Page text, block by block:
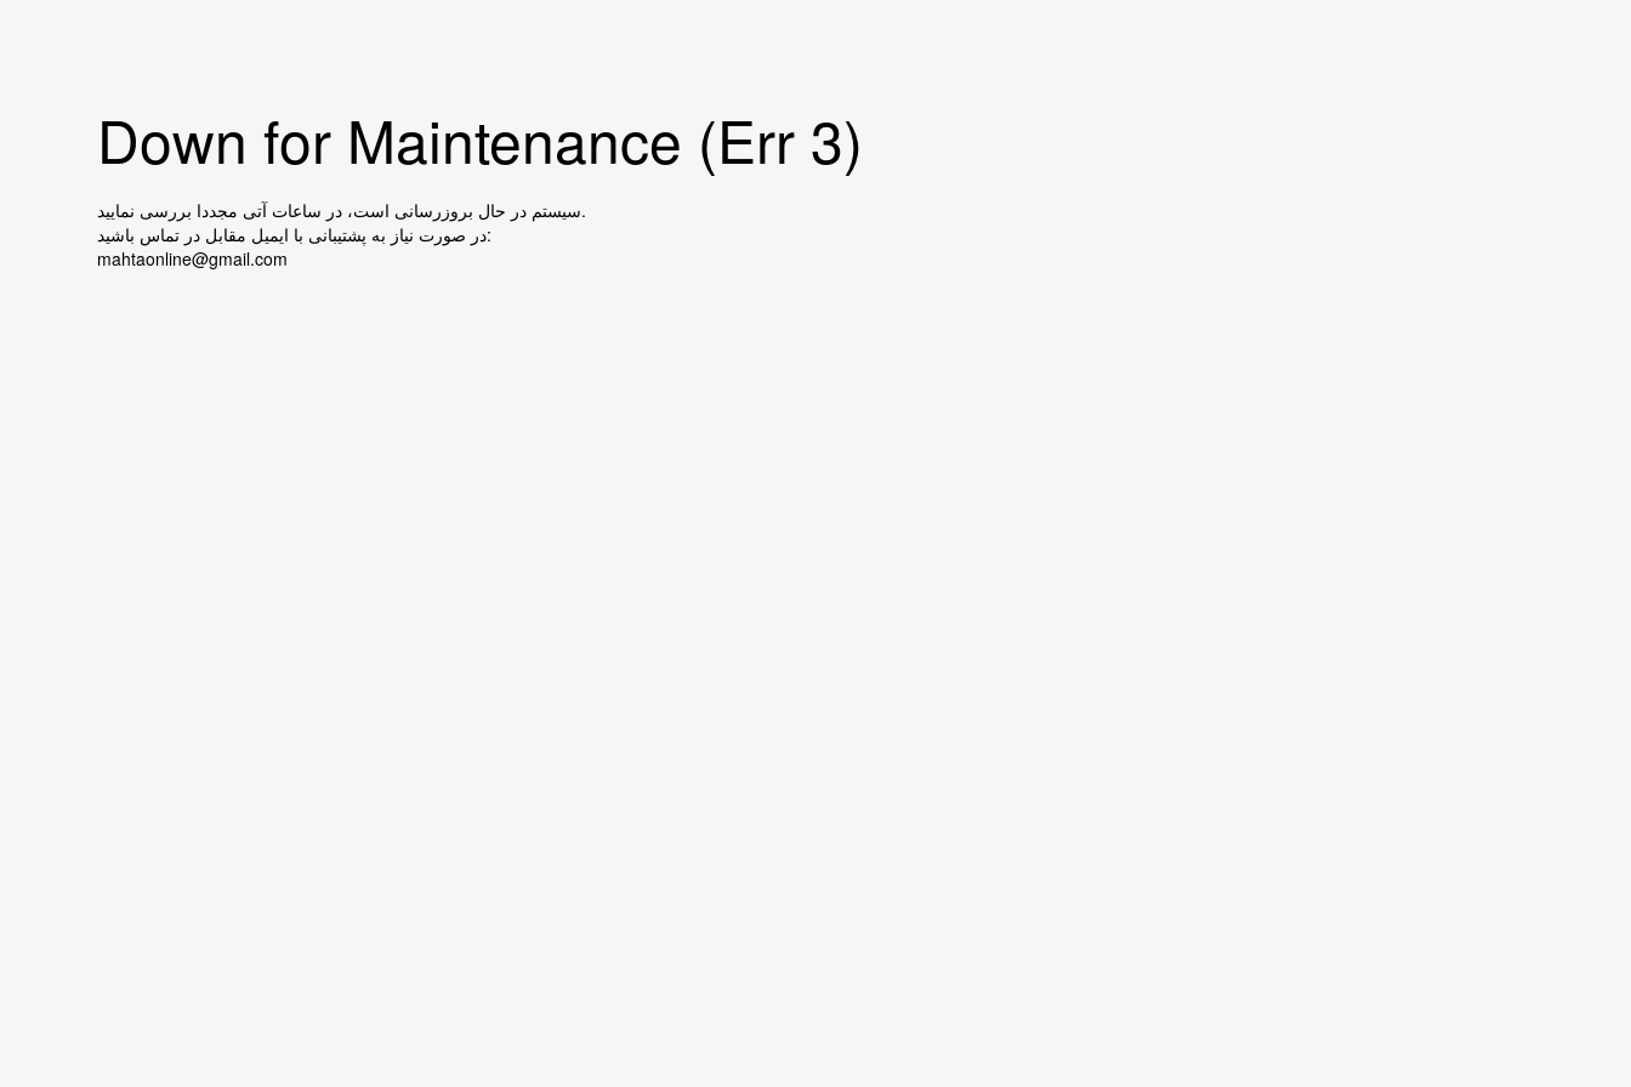
Down for Maintenance (Err 3)
سیستم در حال بروزرسانی است، در ساعات آتی مجددا بررسی نمایید.
در صورت نیاز به پشتیبانی با ایمیل مقابل در تماس باشید:
mahtaonline@gmail.com